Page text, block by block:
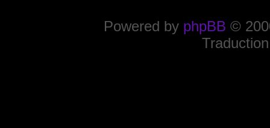
Powered by phpBB ©